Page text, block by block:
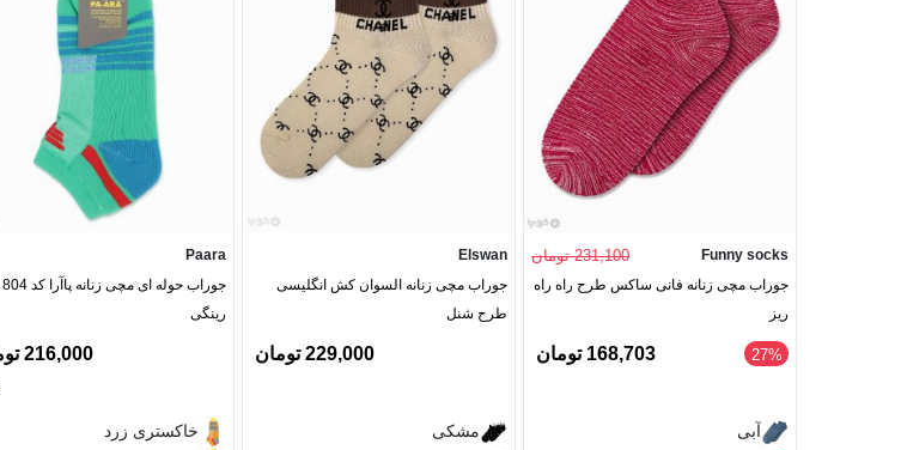
Funny socks 231,100 تومان
جوراب مچی زنانه فانی ساکس طرح راه راه
ریز
‎27% 168,703 تومان
آبی
Elswan
جوراب مچی زنانه السوان کش انگلیسی
طرح شنل
229,000 تومان
مشکی
Paara
رینگی
216,000 تومان
خاکستری زرد